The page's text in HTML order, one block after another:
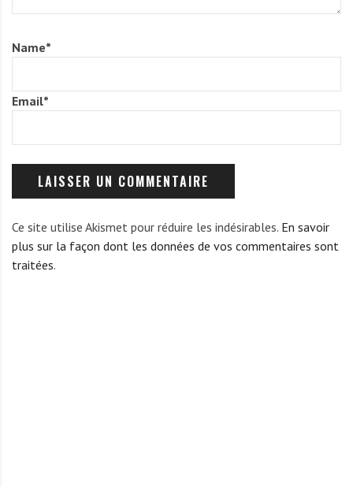
Name*
Email*
Ce site utilise Akismet pour réduire les indésirables. En savoir
plus sur la façon dont les données de vos commentaires sont
traitées.